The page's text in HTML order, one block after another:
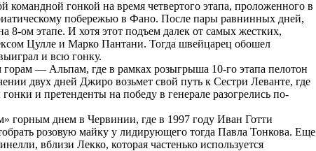
гонкой на время четвертого этапа, проложенного в
побережью в Фано. После пары равнинных дней,
ом этапе. И хотя этот подъем далек от самых жестких,
Цулле и Марко Пантани. Тогда швейцарец обошел
и всю гонку.
— Альпам, где в рамках розыгрыша 10-го этапа пелотон
двух дней Джиро возьмет свой путь к Сестри Леванте, где
и претенденты на победу в генерале разогрелись по-
горным днем в Червинии, где в 1997 году Иван Готти
розовую майку у лидирующего тогда Павла Тонкова. Еще
вблизи Лекко, которая частенько используется